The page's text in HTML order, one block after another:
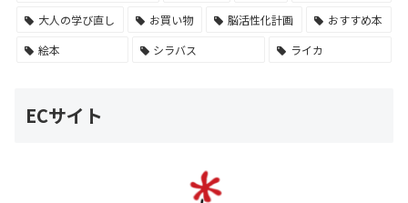
大人の学び直し
お買い物 脳活性化計画
おすすめ本
絵本
シラバス ライカ
ECサイト